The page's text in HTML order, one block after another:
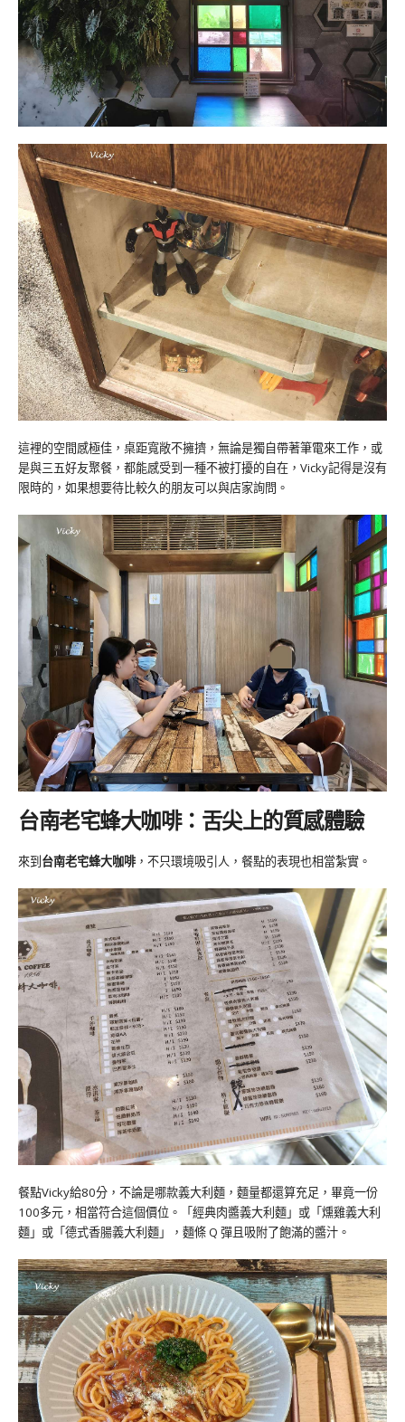
這裡的空間感極佳，桌距寬敞不擁擠，無論是獨自帶著筆電來工作，或
是與三五好友聚餐，都能感受到一種不被打擾的自在，Vicky記得是沒有
限時的，如果想要待比較久的朋友可以與店家詢問。
台南老宅蜂大咖啡： 舌尖上的質感體驗
來到 台南老宅蜂大咖啡，不只環境吸引人，餐點的表現也相當紮實。
餐點Vicky給80分，不論是哪款義大利麵，麵量都還算充足，畢竟一份
100多元，相當符合這個價位。「經典肉醬義大利麵」或「燻雞義大利
麵」或「德式香腸義大利麵」，麵條 Q 彈且吸附了飽滿的醬汁。